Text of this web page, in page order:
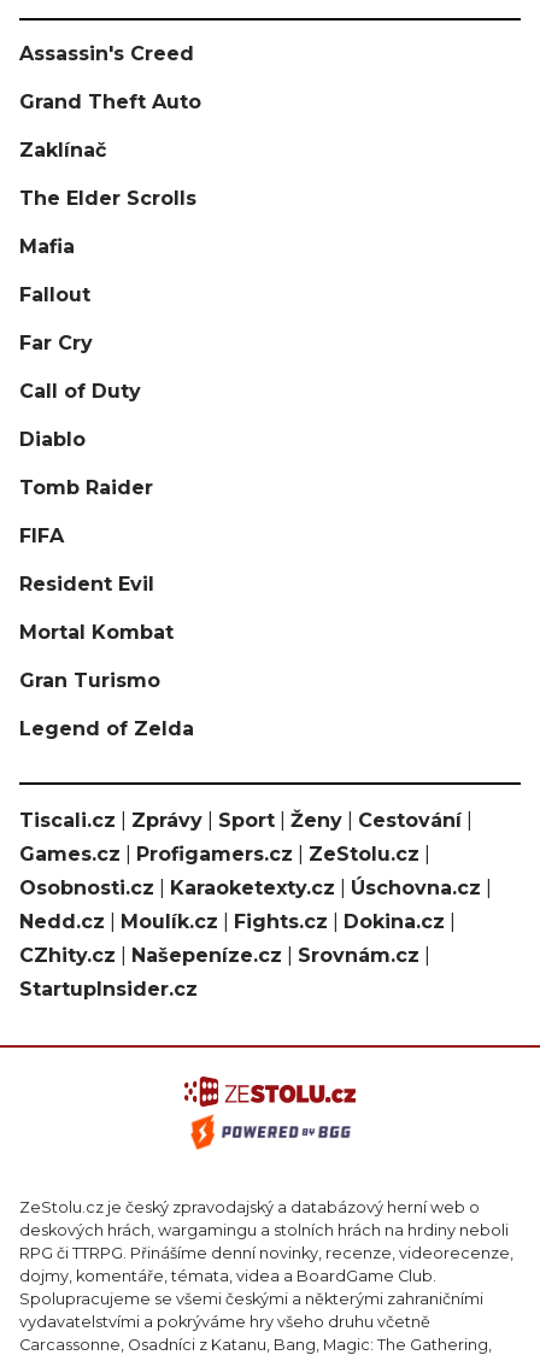
Assassin's Creed
Grand Theft Auto
Zaklínač
The Elder Scrolls
Mafia
Fallout
Far Cry
Call of Duty
Diablo
Tomb Raider
FIFA
Resident Evil
Mortal Kombat
Gran Turismo
Legend of Zelda
Tiscali.cz Zprávy Sport Ženy Cestování|
Games.cz
Profigamers.cz ZeStolu.cz
Osobnosti.cz
Karaoketexty.cz Úschovna.cz
Nedd.cz
Moulík.cz Fights.cz Dokina.cz
CZhity.cz
Našepeníze.cz Srovnám.cz
StartupInsider.cz
ZeStolu.cz je český zpravodajský a databázový herní web o
deskových hrách, wargamingu a stolních hrách na hrdiny neboli
RPG či TTRPG. Přinášíme denní novinky, recenze, videorecenze,
dojmy, komentáře, témata, videa a BoardGame Club.
Spolupracujeme se všemi českými a některými zahraničními
vydavatelstvími a pokrýváme hry všeho druhu včetně
Carcassonne, Osadníci z Katanu, Bang, Magic: The Gathering,